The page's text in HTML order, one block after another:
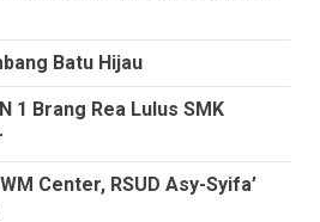
Batu Hijau
1 Brang Rea Lulus SMK
Center, RSUD Asy-Syifa’